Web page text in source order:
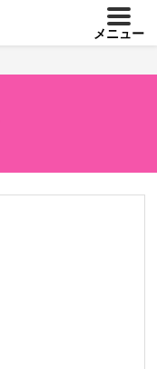
メニュー